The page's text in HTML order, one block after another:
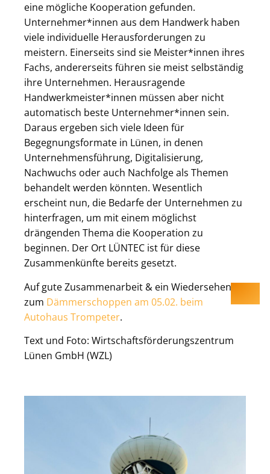
eine mögliche Kooperation gefunden.
Unternehmer*innen aus dem Handwerk haben
viele individuelle Herausforderungen zu
meistern. Einerseits sind sie Meister*innen ihres
Fachs, andererseits führen sie meist selbständig
ihre Unternehmen. Herausragende
Handwerkmeister*innen müssen aber nicht
automatisch beste Unternehmer*innen sein.
Daraus ergeben sich viele Ideen für
Begegnungsformate in Lünen, in denen
Unternehmensführung, Digitalisierung,
Nachwuchs oder auch Nachfolge als Themen
behandelt werden könnten. Wesentlich
erscheint nun, die Bedarfe der Unternehmen zu
hinterfragen, um mit einem möglichst
drängenden Thema die Kooperation zu
beginnen. Der Ort LÜNTEC ist für diese
Zusammenkünfte bereits gesetzt.
Auf gute Zusammenarbeit & ein Wiedersehen
zum Dämmerschoppen am 05.02. beim
Autohaus Trompeter.
Text und Foto: Wirtschaftsförderungszentrum
Lünen GmbH (WZL)